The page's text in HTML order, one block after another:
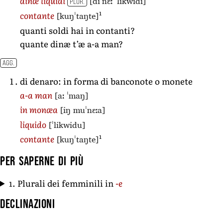
PLUR.
contante [kuŋˈtaŋte]1
quanti soldi hai in contanti?
quante dinæ t’æ a-a man?
AGG.
di denaro: in forma di banconote o monete
a-a man [aː ˈmaŋ]
in monæa [iŋ muˈnɛːa]
liquido [ˈlikwidu]
contante [kuŋˈtaŋte]1
Per saperne di più
1. Plurali dei femminili in -e
Declinazioni